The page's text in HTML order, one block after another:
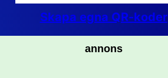
Skapa egna QR-koder
annons